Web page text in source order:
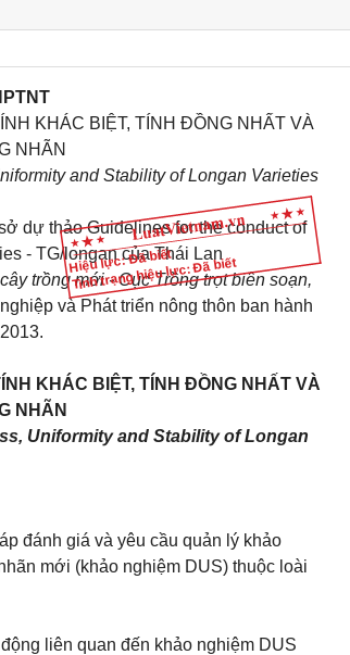
Hiệu lực: Đã biết
Tình trạng hiệu lực: Đã biết
KHÁC BIỆT, TÍNH ĐỒNG NHẤT VÀ
NHÃN
and Stability of Longan Varieties
dự thảo Guidelines for the conduct of
- TG/longan của Thái Lan
trồng mới - Cục Trồng trọt biên soạn,
và Phát triển nông thôn ban hành
KHÁC BIỆT, TÍNH ĐỒNG NHẤT VÀ
NHÃN
Uniformity and Stability of Longan
đánh giá và yêu cầu quản lý khảo
mới (khảo nghiệm DUS) thuộc loài
liên quan đến khảo nghiệm DUS